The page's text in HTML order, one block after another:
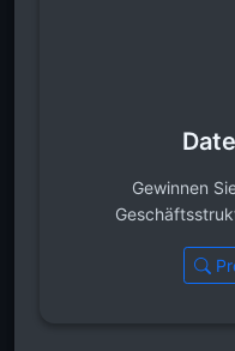
Gewinnen